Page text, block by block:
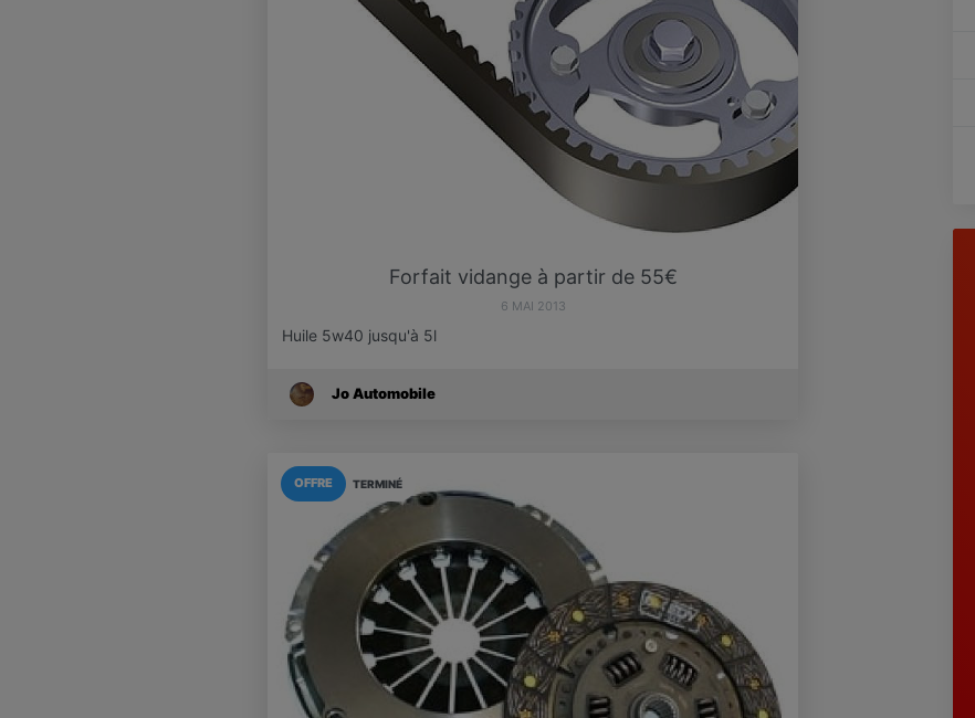
Forfait vidange à partir de 55€
6 MAI 2013
Huile 5w40 jusqu'à 5l
Jo Automobile
TERMINÉ
OFFRE